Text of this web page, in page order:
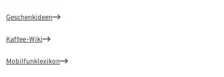
Geschenkideen
Kaffee-Wiki
Mobilfunklexikon